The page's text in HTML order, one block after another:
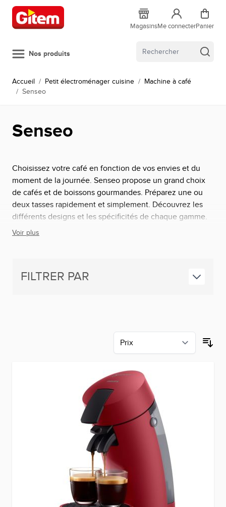
Allez au contenu
MagasinsMe connecterPanier
Nos produits
Accueil / Petit électroménager cuisine / Machine à café
/ Senseo
Senseo
Choisissez votre café en fonction de vos envies et du
moment de la journée. Senseo propose un grand choix
de cafés et de boissons gourmandes. Préparez une ou
deux tasses rapidement et simplement. Découvrez les
différents designs et les spécificités de chaque gamme.
Voir plus
FILTRER PAR